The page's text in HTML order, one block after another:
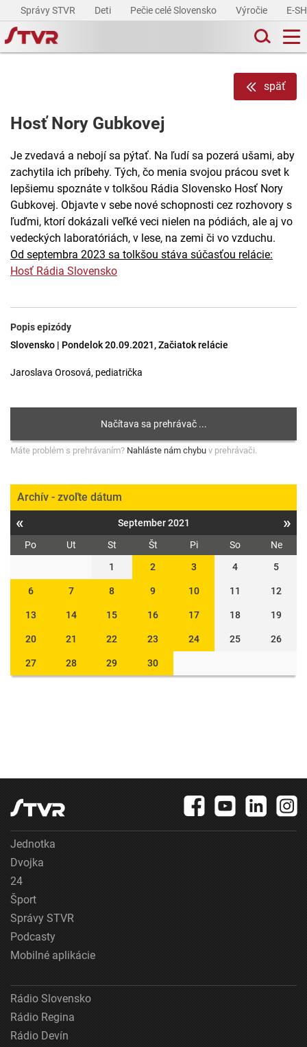
Správy STVR Deti Pečie celé Slovensko Výročie E-
späť
Hosť Nory Gubkovej
Je zvedavá a nebojí sa pýtať. Na ľudí sa pozerá ušami, aby
zachytila ich príbehy. Tých, čo menia svojou prácou svet k
lepšiemu spoznáte v tolkšou Rádia Slovensko Hosť Nory
Gubkovej. Objavte v sebe nové schopnosti cez rozhovory s
ľuďmi, ktorí dokázali veľké veci nielen na pódiách, ale aj vo
vedeckých laboratóriách, v lese, na zemi či vo vzduchu.
Od septembra 2023 sa tolkšou stáva súčasťou relácie:
Hosť Rádia Slovensko
Popis epizódy
Slovensko | Pondelok 20.09.2021, Začiatok relácie
Jaroslava Orosová, pediatrička
Máte problém s prehrávaním? Nahláste nám chybu v prehrávači.
Archív - zvoľte dátum
« September 2021 »
Po Ut St Št Pi So
Ne
1
2 3 4 5
6 7 8 9 10 11 12
13 14 15 16 17 18 19
20 21 22 23 24 25 26
27 28 29 30
Jednotka
Dvojka
24
Šport
Správy STVR
Podcasty
Mobilné aplikácie
Rádio Slovensko
Rádio Regina
Rádio Devín